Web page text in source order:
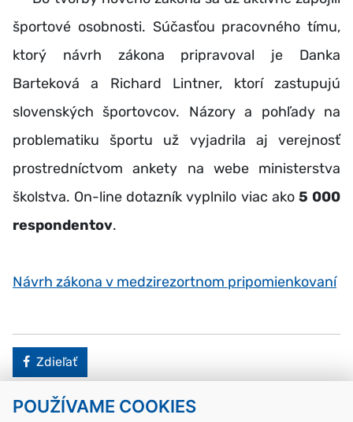
POUŽÍVAME COOKIES
športové osobnosti. Súčasťou pracovného tímu,
ktorý návrh zákona pripravoval je Danka
Barteková a Richard Lintner, ktorí zastupujú
slovenských športovcov. Názory a pohľady na
problematiku športu už vyjadrila aj verejnosť
prostredníctvom ankety na webe ministerstva
školstva. On-line dotazník vyplnilo viac ako 5 000
respondentov.
Návrh zákona v medzirezortnom pripomienkovaní
Facebook
Zdieľať